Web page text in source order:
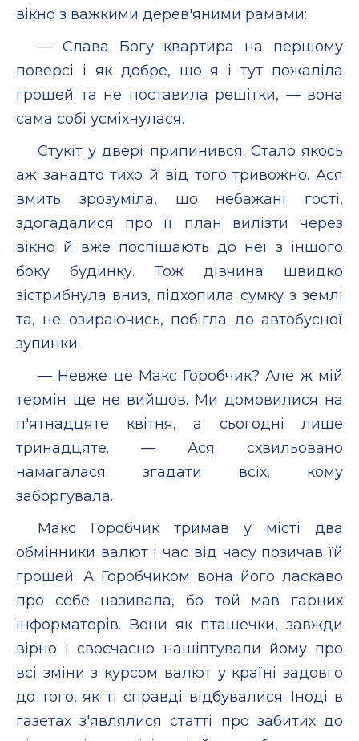
вікно з важкими дерев'яними рамами:
— Слава Богу квартира на першому
поверсі і як добре, що я і тут пожаліла
грошей та не поставила решітки, — вона
сама собі усміхнулася.
Стукіт у двері припинився. Стало якось
аж занадто тихо й від того тривожно. Ася
вмить зрозуміла, що небажані гості,
здогадалися про її план вилізти через
вікно й вже поспішають до неї з іншого
боку будинку. Тож дівчина швидко
зістрибнула вниз, підхопила сумку з землі
та, не озираючись, побігла до автобусної
зупинки.
— Невже це Макс Горобчик? Але ж мій
термін ще не вийшов. Ми домовилися на
п'ятнадцяте квітня, а сьогодні лише
тринадцяте. — Ася схвильовано
намагалася згадати всіх, кому
заборгувала.
Макс Горобчик тримав у місті два
обмінники валют і час від часу позичав їй
грошей. А Горобчиком вона його ласкаво
про себе називала, бо той мав гарних
інформаторів. Вони як пташечки, завжди
вірно і своєчасно нашіптували йому про
всі зміни з курсом валют у країні задовго
до того, як ті справді відбувалися. Іноді в
газетах з'являлися статті про забитих до